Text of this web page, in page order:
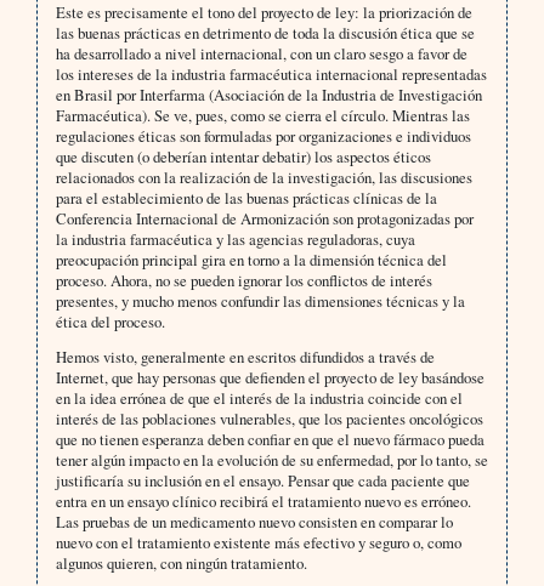
Este es precisamente el tono del proyecto de ley: la priorización de
las buenas prácticas en detrimento de toda la discusión ética que se
ha desarrollado a nivel internacional, con un claro sesgo a favor de
los intereses de la industria farmacéutica internacional representadas
en Brasil por Interfarma (Asociación de la Industria de Investigación
Farmacéutica). Se ve, pues, como se cierra el círculo. Mientras las
regulaciones éticas son formuladas por organizaciones e individuos
que discuten (o deberían intentar debatir) los aspectos éticos
relacionados con la realización de la investigación, las discusiones
para el establecimiento de las buenas prácticas clínicas de la
Conferencia Internacional de Armonización son protagonizadas por
la industria farmacéutica y las agencias reguladoras, cuya
preocupación principal gira en torno a la dimensión técnica del
proceso. Ahora, no se pueden ignorar los conflictos de interés
presentes, y mucho menos confundir las dimensiones técnicas y la
ética del proceso.
Hemos visto, generalmente en escritos difundidos a través de
Internet, que hay personas que defienden el proyecto de ley basándose
en la idea errónea de que el interés de la industria coincide con el
interés de las poblaciones vulnerables, que los pacientes oncológicos
que no tienen esperanza deben confiar en que el nuevo fármaco pueda
tener algún impacto en la evolución de su enfermedad, por lo tanto, se
justificaría su inclusión en el ensayo. Pensar que cada paciente que
entra en un ensayo clínico recibirá el tratamiento nuevo es erróneo.
Las pruebas de un medicamento nuevo consisten en comparar lo
nuevo con el tratamiento existente más efectivo y seguro o, como
algunos quieren, con ningún tratamiento.